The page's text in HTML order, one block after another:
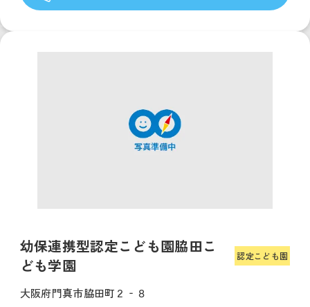
幼保連携型認定こども園脇田こ
ども学園
認定こども園
大阪府門真市脇田町２‐８